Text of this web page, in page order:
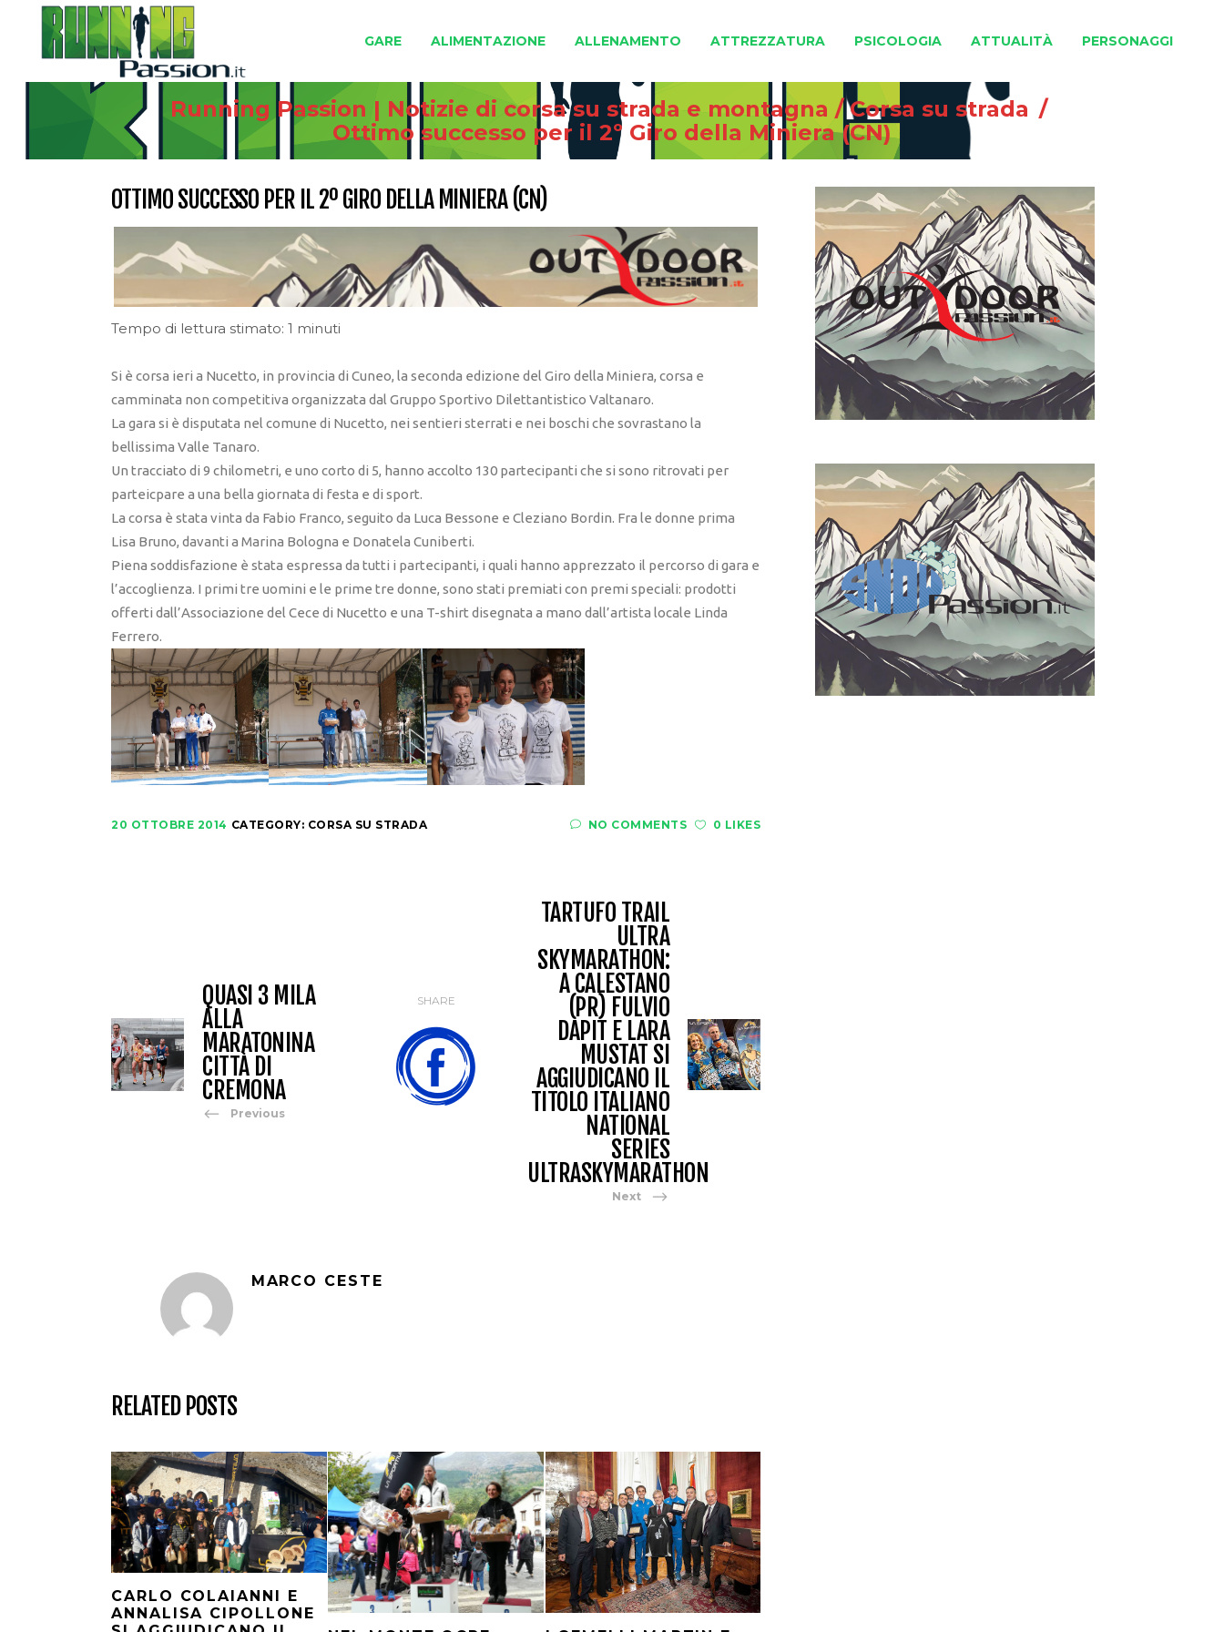
GARE ALIMENTAZIONE ALLENAMENTO ATTREZZATURA PSICOLOGIA ATTUALITÀ PERSONAGGI
Running Passion | Notizie di corsa su strada e montagna /Corsa su strada /
Ottimo successo per il 2º Giro della Miniera (CN)
OTTIMO SUCCESSO PER IL 2º GIRO DELLA MINIERA (CN)
Tempo di lettura stimato: 1 minuti
Si è corsa ieri a Nucetto, in provincia di Cuneo, la seconda edizione del Giro della Miniera, corsa e
camminata non competitiva organizzata dal Gruppo Sportivo Dilettantistico Valtanaro.
La gara si è disputata nel comune di Nucetto, nei sentieri sterrati e nei boschi che sovrastano la
bellissima Valle Tanaro.
Un tracciato di 9 chilometri, e uno corto di 5, hanno accolto 130 partecipanti che si sono ritrovati per
parteicpare a una bella giornata di festa e di sport.
La corsa è stata vinta da Fabio Franco, seguito da Luca Bessone e Cleziano Bordin. Fra le donne prima
Lisa Bruno, davanti a Marina Bologna e Donatela Cuniberti.
Piena soddisfazione è stata espressa da tutti i partecipanti, i quali hanno apprezzato il percorso di gara e
l’accoglienza. I primi tre uomini e le prime tre donne, sono stati premiati con premi speciali: prodotti
offerti dall’Associazione del Cece di Nucetto e una T-shirt disegnata a mano dall’artista locale Linda
Ferrero.
20 OTTOBRE 2014 CATEGORY: CORSA SU STRADA NO COMMENTS 0 LIKES
QUASI 3 MILA
ALLA
MARATONINA
CITTÀ DI
CREMONA
Previous
SHARE
TARTUFO TRAIL
ULTRA
SKYMARATHON:
A CALESTANO
(PR) FULVIO
DAPIT E LARA
MUSTAT SI
AGGIUDICANO IL
TITOLO ITALIANO
NATIONAL
SERIES
ULTRASKYMARATHON
Next
MARCO CESTE
RELATED POSTS
CARLO COLAIANNI E
ANNALISA CIPOLLONE